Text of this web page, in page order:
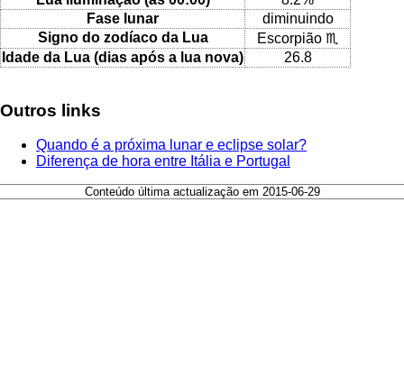
Fase lunar
diminuindo
Signo do zodíaco da Lua
Escorpião ♏
Idade da Lua (dias após a lua nova)
26.8
Outros links
Quando é a próxima lunar e eclipse solar?
Diferença de hora entre Itália e Portugal
Conteúdo última actualização em 2015-06-29